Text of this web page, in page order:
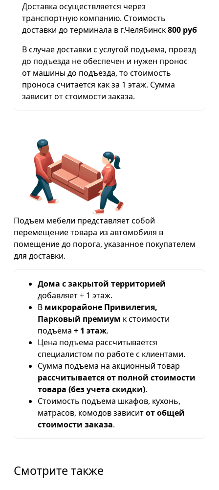
Доставка осуществляется через
транспортную компанию. Стоимость
доставки до терминала в г.Челябинск800 руб
В случае доставки с услугой подъема, проезд
до подъезда не обеспечен и нужен пронос
от машины до подъезда, то стоимость
проноса считается как за 1 этаж. Сумма
зависит от стоимости заказа.
Подъем мебели представляет собой
перемещение товара из автомобиля в
помещение до порога, указанное покупателем
для доставки.
Дома с закрытой территорией
добавляет + 1 этаж.
В микрорайоне Привилегия,
Парковый премиум к стоимости
подъёма + 1 этаж.
Цена подъема рассчитывается
специалистом по работе с клиентами.
Сумма подъема на акционный товар
рассчитывается от полной стоимости
товара (без учета скидки).
Стоимость подъема шкафов, кухонь,
матрасов, комодов зависитот общей
стоимости заказа.
Смотрите также